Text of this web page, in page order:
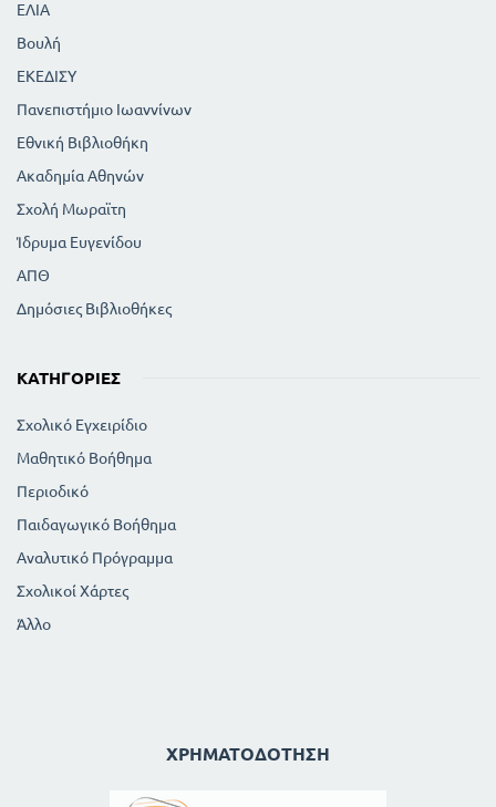
ΕΛΙΑ
Βουλή
ΕΚΕΔΙΣΥ
Πανεπιστήμιο Ιωαννίνων
Εθνική Βιβλιοθήκη
Ακαδημία Αθηνών
Σχολή Μωραϊτη
Ίδρυμα Ευγενίδου
ΑΠΘ
Δημόσιες Βιβλιοθήκες
ΚΑΤΗΓΟΡΊΕΣ
Σχολικό Εγχειρίδιο
Μαθητικό Βοήθημα
Περιοδικό
Παιδαγωγικό Βοήθημα
Αναλυτικό Πρόγραμμα
Σχολικοί Χάρτες
Άλλο
ΧΡΗΜΑΤΟΔΌΤΗΣΗ